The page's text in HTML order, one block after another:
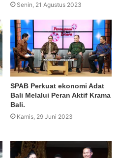
Senin, 21 Agustus 2023
SPAB Perkuat ekonomi Adat
Bali Melalui Peran Aktif Krama
Bali.
Kamis, 29 Juni 2023